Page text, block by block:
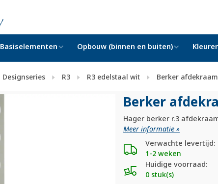
Basiselementen Opbouw (binnen en buiten)
Designseries R3 R3 edelstaal wit Berker
Berker
Hager berker r.3
Meer informatie »
Verwachte levertijd:
1-2 weken
Huidige voorraad:
0 stuk(s)